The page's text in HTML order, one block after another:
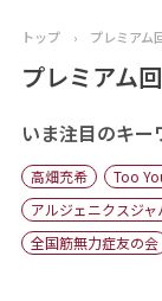
ニュース
おすすめコンテ
出版物
会社概要
トップ › プレミアム
プレミアム
いま注目のキー
高畑充希 Too
アルジェニクスジャ
全国筋無力症友の会